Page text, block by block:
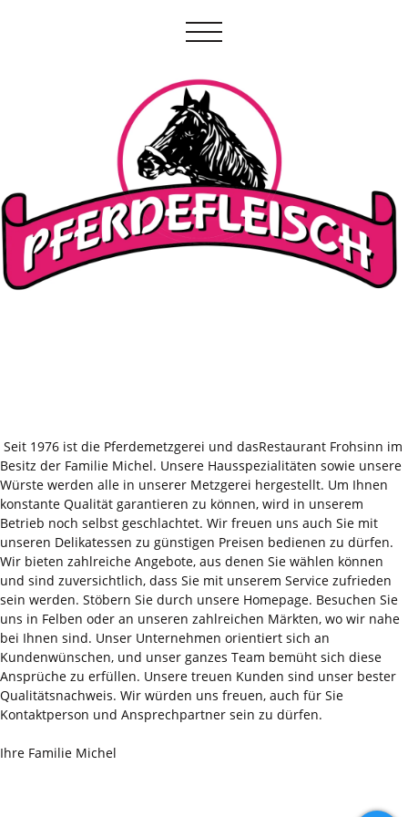
Seit 1976 ist die Pferdemetzgerei und dasRestaurant Frohsinn im
Besitz der Familie Michel. Unsere Hausspezialitäten sowie unsere
Würste werden alle in unserer Metzgerei hergestellt. Um Ihnen
konstante Qualität garantieren zu können, wird in unserem
Betrieb noch selbst geschlachtet. Wir freuen uns auch Sie mit
unseren Delikatessen zu günstigen Preisen bedienen zu dürfen.
Wir bieten zahlreiche Angebote, aus denen Sie wählen können
und sind zuversichtlich, dass Sie mit unserem Service zufrieden
sein werden. Stöbern Sie durch unsere Homepage. Besuchen Sie
uns in Felben oder an unseren zahlreichen Märkten, wo wir nahe
bei Ihnen sind. Unser Unternehmen orientiert sich an
Kundenwünschen, und unser ganzes Team bemüht sich diese
Ansprüche zu erfüllen. Unsere treuen Kunden sind unser bester
Qualitätsnachweis. Wir würden uns freuen, auch für Sie
Kontaktperson und Ansprechpartner sein zu dürfen.
Ihre Familie Michel